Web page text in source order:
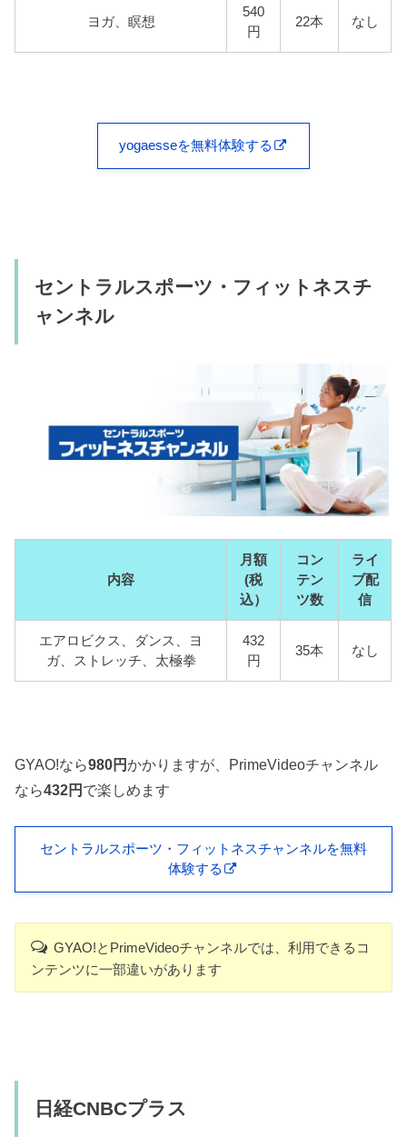
ヨガ、瞑想
540
円
22本 なし
yogaesseを無料体験する
セントラルスポーツ・フィットネスチ
ャンネル
内容
月額
(税
込）
コン
テン
ツ数
ライ
ブ配
信
エアロビクス、ダンス、ヨ
ガ、ストレッチ、太極拳
432
円
35本 なし
GYAO!なら980円かかりますが、PrimeVideoチャンネル
なら432円 で楽しめます
セントラルスポーツ・フィットネスチャンネルを無料
体験する
GYAO!とPrimeVideoチャンネルでは、利用できるコ
ンテンツに一部違いがあります
日経CNBCプラス